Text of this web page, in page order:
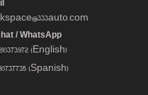
/ WhatsApp
(English)
(Spanish)